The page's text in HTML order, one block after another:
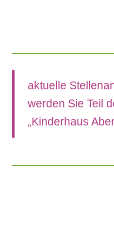
aktuelle
werden Sie Teil
„Kinderhaus